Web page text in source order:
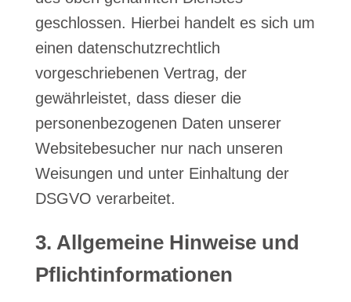
geschlossen. Hierbei handelt es sich um
einen datenschutzrechtlich
vorgeschriebenen Vertrag, der
gewährleistet, dass dieser die
personenbezogenen Daten unserer
Websitebesucher nur nach unseren
Weisungen und unter Einhaltung der
DSGVO verarbeitet.
3. Allgemeine Hinweise und
Pflicht­informationen